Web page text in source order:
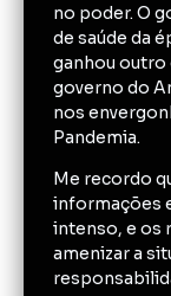
no poder. O
de saúde da
ganhou outro
governo do
nos
Pandemia.
Me recordo
informações
intenso, e os
amenizar a